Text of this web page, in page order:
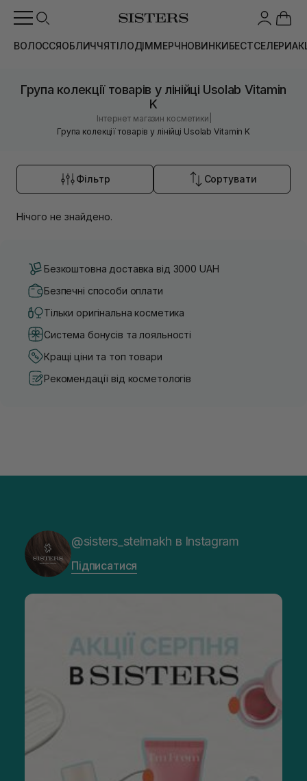
ВОЛОССЯОБЛИЧЧЯТІЛОДІММЕРЧНОВИНКИБЕСТСЕЛЕРИ
Група колекції товарів у лінійці Usolab Vitamin
K
Інтернет магазин косметики
Група колекції товарів у лінійці Usolab Vitamin K
Фільтр Сортувати
Нічого не знайдено.
Безкоштовна доставка від 3000 UAH
Безпечні способи оплати
Тільки оригінальна косметика
Система бонусів та лояльності
Кращі ціни та топ товари
Рекомендації від косметологів
@sisters_stelmakh в Instagram
Підписатися